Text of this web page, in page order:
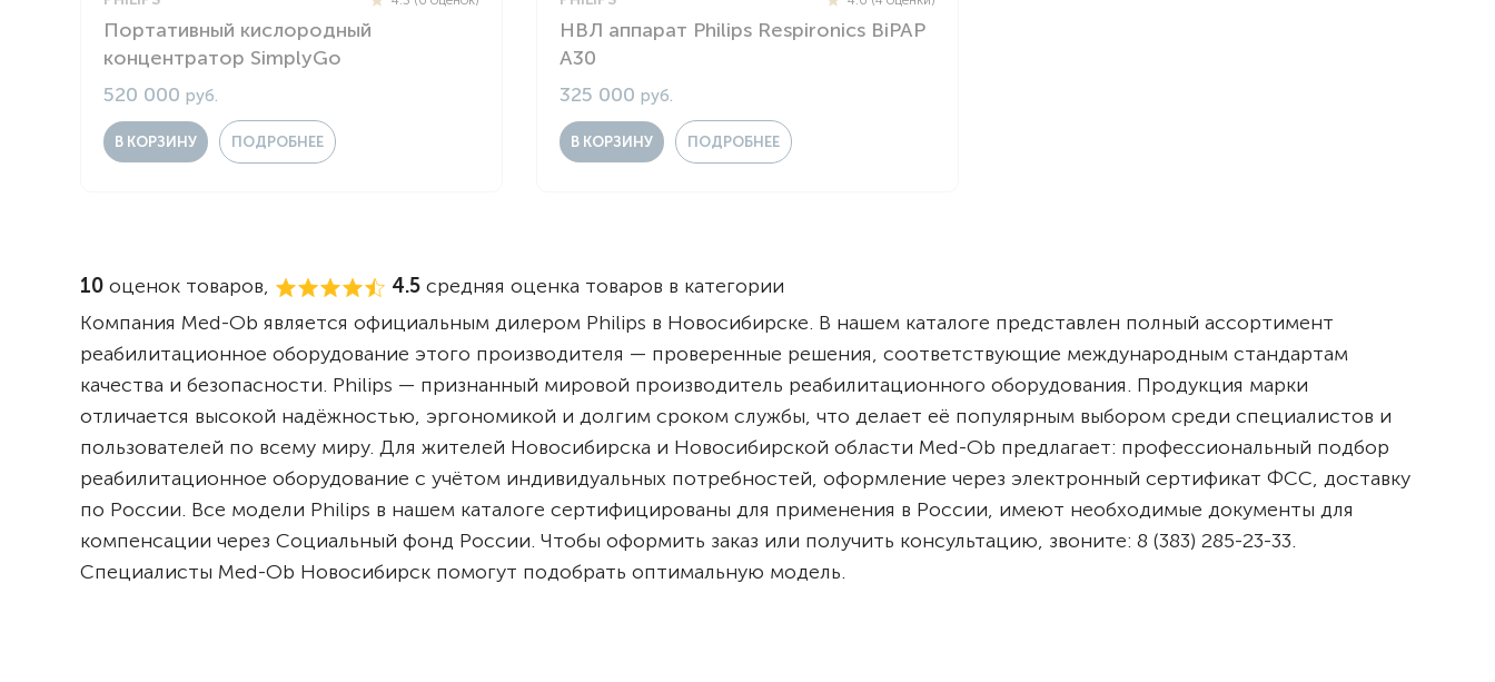
электроприводом
Скутеры
Оборудование с туалетом
Приставки для кресел-
Для пляжа
Кресла-каталки
Вертикализаторы
Ванна для инвалидов
Кислородное оборудование
Комнатные
Для бассейна
Для ванны
Электрические
Уличные
Трансформеры
Портативный кислородный
концентратор SimplyGo
520 000 руб.
В КОРЗИНУ ПОДРОБНЕЕ
НВЛ аппарат Philips Respironics BiPAP
A30
325 000 руб.
В КОРЗИНУ ПОДРОБНЕЕ
10 оценок товаров, 4.5 средняя оценка товаров в категории
Компания Med-Ob является официальным дилером Philips в Новосибирске. В нашем каталоге представлен полный ассортимент
реабилитационное оборудование этого производителя — проверенные решения, соответствующие международным стандартам
качества и безопасности. Philips — признанный мировой производитель реабилитационного оборудования. Продукция марки
отличается высокой надёжностью, эргономикой и долгим сроком службы, что делает её популярным выбором среди специалистов и
пользователей по всему миру. Для жителей Новосибирска и Новосибирской области Med-Ob предлагает: профессиональный подбор
реабилитационное оборудование с учётом индивидуальных потребностей, оформление через электронный сертификат ФСС, доставку
по России. Все модели Philips в нашем каталоге сертифицированы для применения в России, имеют необходимые документы для
компенсации через Социальный фонд России. Чтобы оформить заказ или получить консультацию, звоните: 8 (383) 285-23-33.
Специалисты Med-Ob Новосибирск помогут подобрать оптимальную модель.